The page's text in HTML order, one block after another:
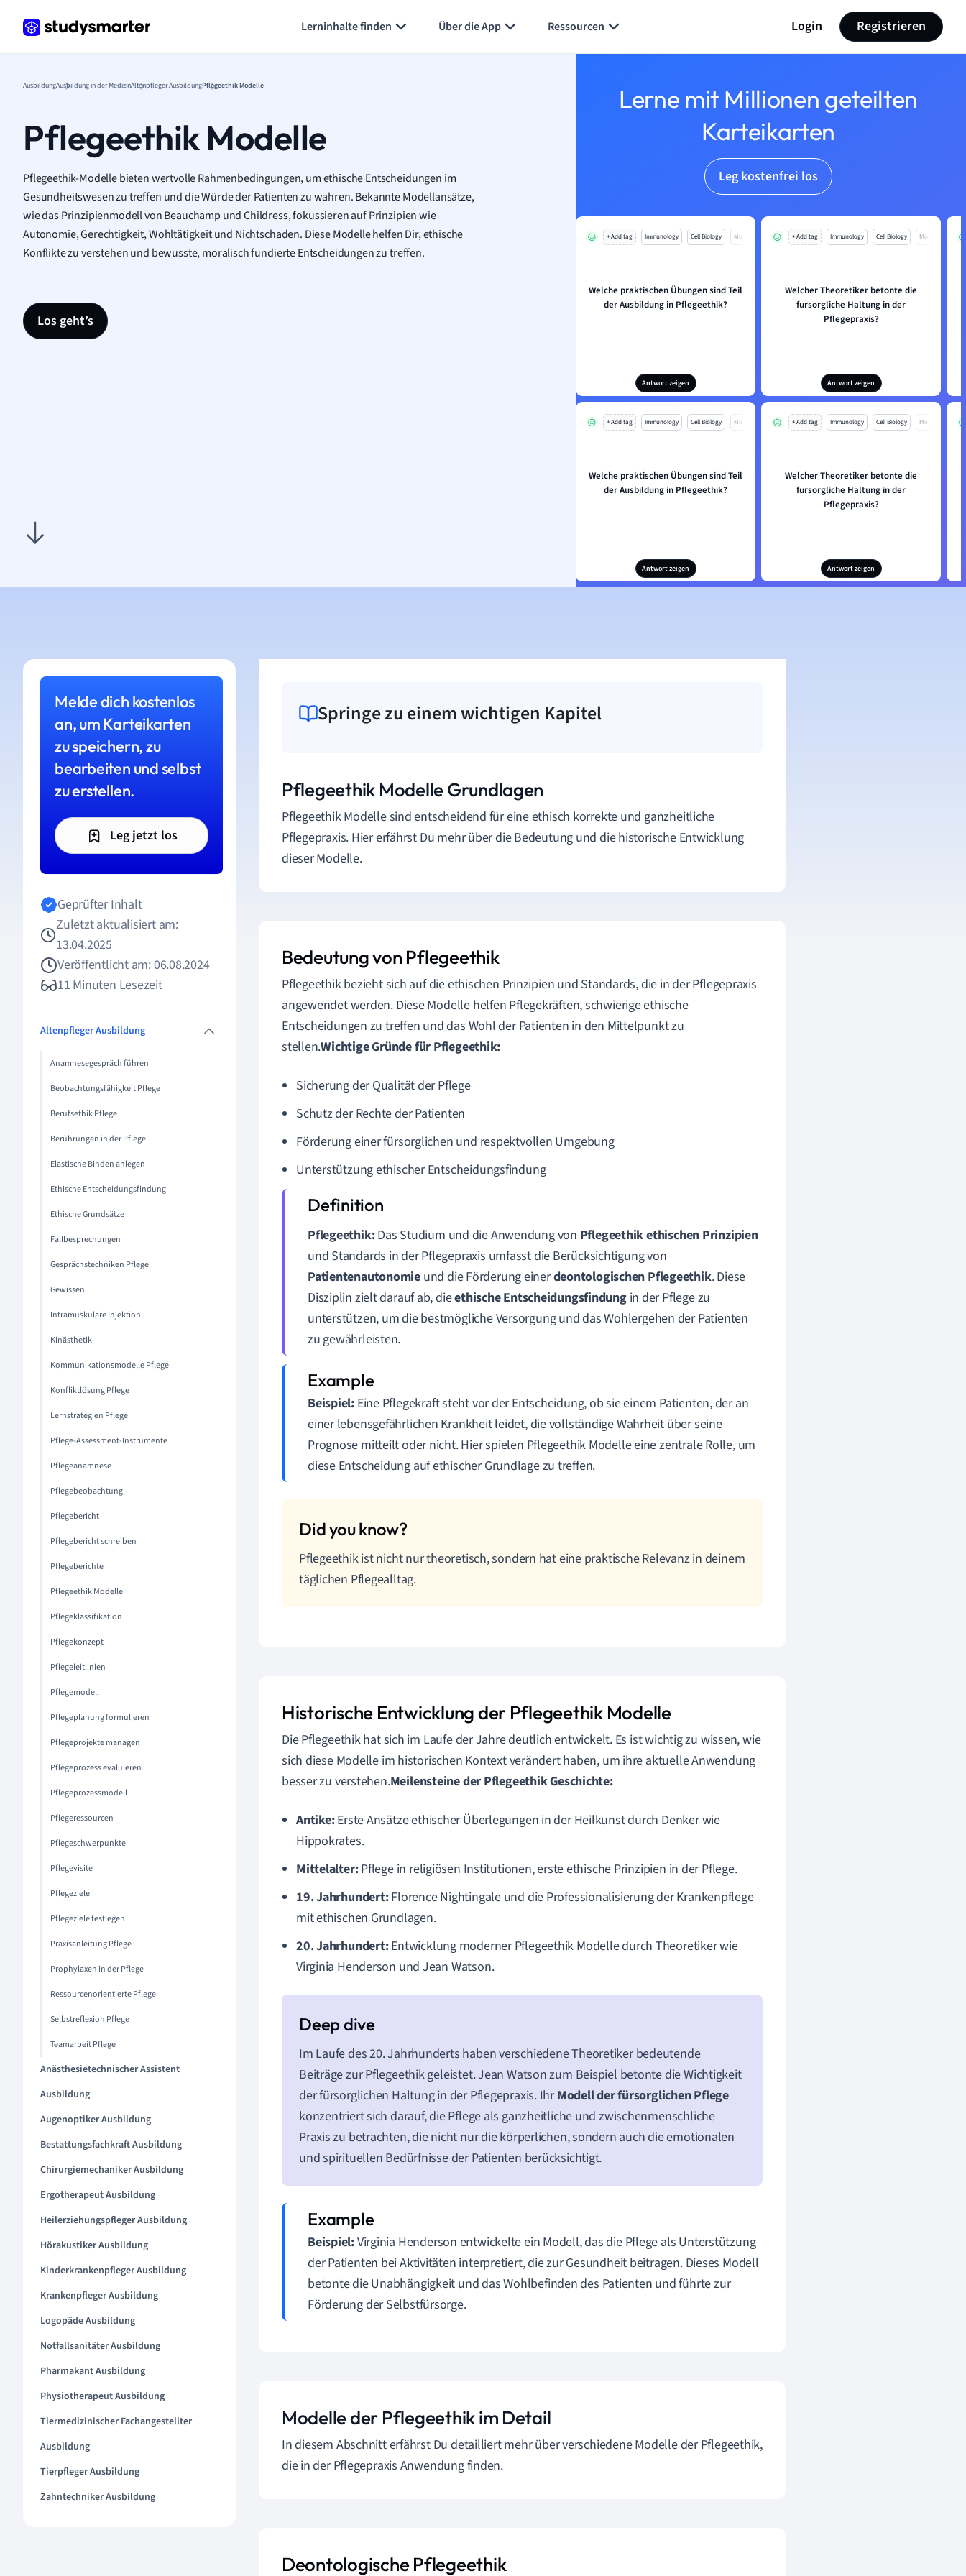
Lerninhalte finden Über die App Ressourcen Login Registrieren
AusbildungAusbildung in der MedizinAltenpfleger AusbildungPflegeethik Modelle
Pflegeethik Modelle
Pflegeethik-Modelle bieten wertvolle Rahmenbedingungen, um ethische Entscheidungen im
Gesundheitswesen zu treffen und die Würde der Patienten zu wahren. Bekannte Modellansätze,
wie das Prinzipienmodell von Beauchamp und Childress, fokussieren auf Prinzipien wie
Autonomie, Gerechtigkeit, Wohltätigkeit und Nichtschaden. Diese Modelle helfen Dir, ethische
Konflikte zu verstehen und bewusste, moralisch fundierte Entscheidungen zu treffen.
Los geht’s
Lerne mit Millionen geteilten
Karteikarten
Leg kostenfrei los
+ Add tag Immunology Cell Biology Mo
Welche praktischen Übungen sind Teil
der Ausbildung in Pflegeethik?
Antwort zeigen
+ Add tag Immunology Cell Biology Mo
Welcher Theoretiker betonte die
fursorgliche Haltung in der
Pflegepraxis?
Antwort zeigen
+ Add tag Immunology Cell Biology Mo
Welche praktischen Übungen sind Teil
der Ausbildung in Pflegeethik?
Antwort zeigen
+ Add tag Immunology Cell Biology Mo
Welcher Theoretiker betonte die
fursorgliche Haltung in der
Pflegepraxis?
Antwort zeigen
Melde dich kostenlos
an, um Karteikarten
zu speichern, zu
bearbeiten und selbst
zu erstellen.
Leg jetzt los
Geprüfter Inhalt
Zuletzt aktualisiert am:
13.04.2025
Veröffentlicht am: 06.08.2024
11 Minuten Lesezeit
Altenpfleger Ausbildung
Anamnesegespräch führen
Beobachtungsfähigkeit Pflege
Berufsethik Pflege
Berührungen in der Pflege
Elastische Binden anlegen
Ethische Entscheidungsfindung
Ethische Grundsätze
Fallbesprechungen
Gesprächstechniken Pflege
Gewissen
Intramuskuläre Injektion
Kinästhetik
Kommunikationsmodelle Pflege
Konfliktlösung Pflege
Lernstrategien Pflege
Pflege-Assessment-Instrumente
Pflegeanamnese
Pflegebeobachtung
Pflegebericht
Pflegebericht schreiben
Pflegeberichte
Pflegeethik Modelle
Pflegeklassifikation
Pflegekonzept
Pflegeleitlinien
Pflegemodell
Pflegeplanung formulieren
Pflegeprojekte managen
Pflegeprozess evaluieren
Pflegeprozessmodell
Pflegeressourcen
Pflegeschwerpunkte
Pflegevisite
Pflegeziele
Pflegeziele festlegen
Praxisanleitung Pflege
Prophylaxen in der Pflege
Ressourcenorientierte Pflege
Selbstreflexion Pflege
Teamarbeit Pflege
Anästhesietechnischer Assistent
Ausbildung
Augenoptiker Ausbildung
Bestattungsfachkraft Ausbildung
Chirurgiemechaniker Ausbildung
Ergotherapeut Ausbildung
Heilerziehungspfleger Ausbildung
Hörakustiker Ausbildung
Kinderkrankenpfleger Ausbildung
Krankenpfleger Ausbildung
Logopäde Ausbildung
Notfallsanitäter Ausbildung
Pharmakant Ausbildung
Physiotherapeut Ausbildung
Tiermedizinischer Fachangestellter
Ausbildung
Tierpfleger Ausbildung
Zahntechniker Ausbildung
Springe zu einem wichtigen Kapitel
Pflegeethik Modelle Grundlagen
Pflegeethik Modelle sind entscheidend für eine ethisch korrekte und ganzheitliche
Pflegepraxis. Hier erfährst Du mehr über die Bedeutung und die historische Entwicklung
dieser Modelle.
Bedeutung von Pflegeethik
Pflegeethik bezieht sich auf die ethischen Prinzipien und Standards, die in der Pflegepraxis
angewendet werden. Diese Modelle helfen Pflegekräften, schwierige ethische
Entscheidungen zu treffen und das Wohl der Patienten in den Mittelpunkt zu
stellen.Wichtige Gründe für Pflegeethik:
Sicherung der Qualität der Pflege
Schutz der Rechte der Patienten
Förderung einer fürsorglichen und respektvollen Umgebung
Unterstützung ethischer Entscheidungsfindung
Pflegeethik:Das Studium und die Anwendung von Pflegeethik ethischen Prinzipien
und Standards in der Pflegepraxis umfasst die Berücksichtigung von
Patientenautonomie und die Förderung einerdeontologischen Pflegeethik. Diese
Disziplin zielt darauf ab, dieethische Entscheidungsfindungin der Pflege zu
unterstützen, um die bestmögliche Versorgung und das Wohlergehen der Patienten
zu gewährleisten.
Beispiel: Eine Pflegekraft steht vor der Entscheidung, ob sie einem Patienten, der an
einer lebensgefährlichen Krankheit leidet, die vollständige Wahrheit über seine
Prognose mitteilt oder nicht. Hier spielen Pflegeethik Modelle eine zentrale Rolle, um
diese Entscheidung auf ethischer Grundlage zu treffen.
Pflegeethik ist nicht nur theoretisch, sondern hat eine praktische Relevanz in deinem
täglichen Pflegealltag.
Historische Entwicklung der Pflegeethik Modelle
Die Pflegeethik hat sich im Laufe der Jahre deutlich entwickelt. Es ist wichtig zu wissen, wie
sich diese Modelle im historischen Kontext verändert haben, um ihre aktuelle Anwendung
besser zu verstehen.Meilensteine der Pflegeethik Geschichte:
Antike:Erste Ansätze ethischer Überlegungen in der Heilkunst durch Denker wie
Hippokrates.
Mittelalter:Pflege in religiösen Institutionen, erste ethische Prinzipien in der Pflege.
19. Jahrhundert:Florence Nightingale und die Professionalisierung der Krankenpflege
mit ethischen Grundlagen.
20. Jahrhundert:Entwicklung moderner Pflegeethik Modelle durch Theoretiker wie
Virginia Henderson und Jean Watson.
Im Laufe des 20. Jahrhunderts haben verschiedene Theoretiker bedeutende
Beiträge zur Pflegeethik geleistet. Jean Watson zum Beispiel betonte die Wichtigkeit
der fürsorglichen Haltung in der Pflegepraxis. IhrModell der fürsorglichen Pflege
konzentriert sich darauf, die Pflege als ganzheitliche und zwischenmenschliche
Praxis zu betrachten, die nicht nur die körperlichen, sondern auch die emotionalen
und spirituellen Bedürfnisse der Patienten berücksichtigt.
Beispiel:Virginia Henderson entwickelte ein Modell, das die Pflege als Unterstützung
der Patienten bei Aktivitäten interpretiert, die zur Gesundheit beitragen. Dieses Modell
betonte die Unabhängigkeit und das Wohlbefinden des Patienten und führte zur
Förderung der Selbstfürsorge.
Modelle der Pflegeethik im Detail
In diesem Abschnitt erfährst Du detailliert mehr über verschiedene Modelle der Pflegeethik,
die in der Pflegepraxis Anwendung finden.
Deontologische Pflegeethik